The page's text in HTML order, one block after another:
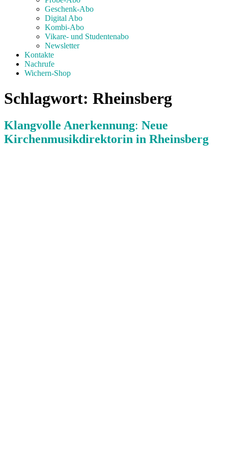
Geschenk-Abo
Digital Abo
Kombi-Abo
Vikare- und Studentenabo
Newsletter
Kontakte
Nachrufe
Wichern-Shop
Schlagwort: Rheinsberg
Klangvolle Anerkennung: Neue
Kirchenmusikdirektorin in Rheinsberg